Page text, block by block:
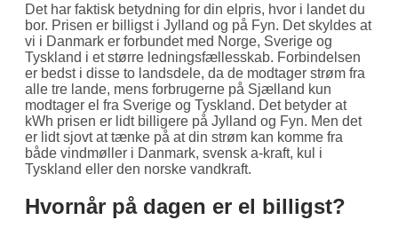
Det har faktisk betydning for din elpris, hvor i landet du
bor. Prisen er billigst i Jylland og på Fyn. Det skyldes at
vi i Danmark er forbundet med Norge, Sverige og
Tyskland i et større ledningsfællesskab. Forbindelsen
er bedst i disse to landsdele, da de modtager strøm fra
alle tre lande, mens forbrugerne på Sjælland kun
modtager el fra Sverige og Tyskland. Det betyder at
kWh prisen er lidt billigere på Jylland og Fyn. Men det
er lidt sjovt at tænke på at din strøm kan komme fra
både vindmøller i Danmark, svensk a-kraft, kul i
Tyskland eller den norske vandkraft.
Hvornår på dagen er el billigst?